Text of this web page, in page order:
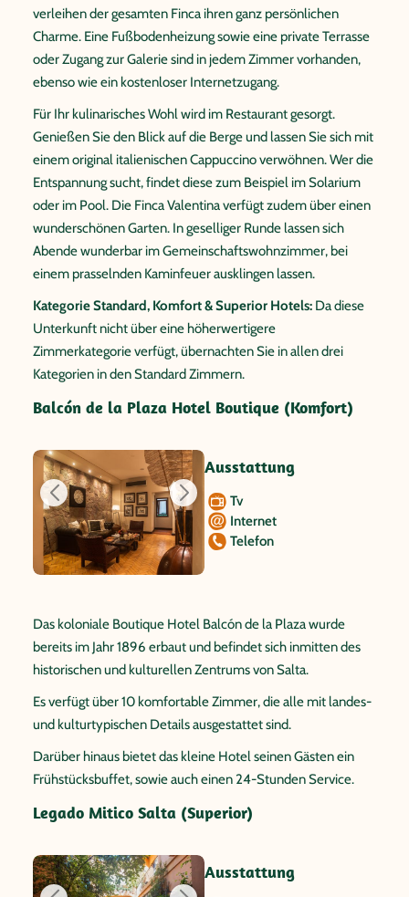
verleihen der gesamten Finca ihren ganz persönlichen
Charme. Eine Fußbodenheizung sowie eine private Terrasse
oder Zugang zur Galerie sind in jedem Zimmer vorhanden,
ebenso wie ein kostenloser Internetzugang.
Für Ihr kulinarisches Wohl wird im Restaurant gesorgt.
Genießen Sie den Blick auf die Berge und lassen Sie sich mit
einem original italienischen Cappuccino verwöhnen. Wer die
Entspannung sucht, findet diese zum Beispiel im Solarium
oder im Pool. Die Finca Valentina verfügt zudem über einen
wunderschönen Garten. In geselliger Runde lassen sich
Abende wunderbar im Gemeinschaftswohnzimmer, bei
einem prasselnden Kaminfeuer ausklingen lassen.
Kategorie Standard, Komfort & Superior Hotels: Da diese
Unterkunft nicht über eine höherwertigere
Zimmerkategorie verfügt, übernachten Sie in allen drei
Kategorien in den Standard Zimmern.
Balcón de la Plaza Hotel Boutique (Komfort)
Ausstattung
Tv
Internet
Telefon
Das koloniale Boutique Hotel Balcón de la Plaza wurde
bereits im Jahr 1896 erbaut und befindet sich inmitten des
historischen und kulturellen Zentrums von Salta.
Es verfügt über 10 komfortable Zimmer, die alle mit landes-
und kulturtypischen Details ausgestattet sind.
Darüber hinaus bietet das kleine Hotel seinen Gästen ein
Frühstücksbuffet, sowie auch einen 24-Stunden Service.
Legado Mitico Salta (Superior)
Ausstattung